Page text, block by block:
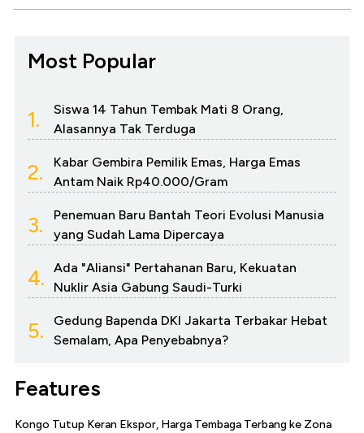
Most Popular
1.
Siswa 14 Tahun Tembak Mati 8 Orang,
Alasannya Tak Terduga
2.
Kabar Gembira Pemilik Emas, Harga Emas
Antam Naik Rp40.000/Gram
3.
Penemuan Baru Bantah Teori Evolusi Manusia
yang Sudah Lama Dipercaya
4.
Ada "Aliansi" Pertahanan Baru, Kekuatan
Nuklir Asia Gabung Saudi-Turki
5.
Gedung Bapenda DKI Jakarta Terbakar Hebat
Semalam, Apa Penyebabnya?
Features
Kongo Tutup Keran Ekspor, Harga Tembaga Terbang ke Zona